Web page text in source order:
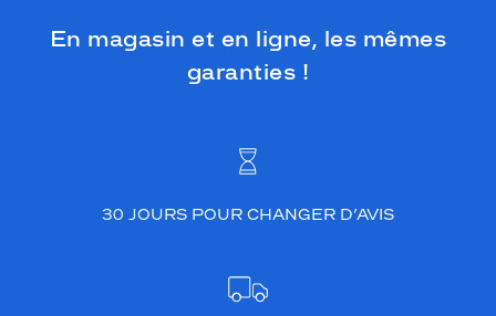
En magasin et en ligne, les mêmes
garanties !
30 JOURS POUR CHANGER D’AVIS